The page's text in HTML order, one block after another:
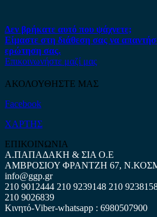
Δεν βρήκατε αυτό που ψάχνετε;
Είμαστε στη διάθεση σας να
ερώτηση σας.
Επικοινωνήστε μαζί μας
ΑΚΟΛΟΥΘΗΣΤΕ ΜΑΣ
Facebook
ΧΑΡΤΗΣ
ΕΠΙΚΟΙΝΩΝΙΑ
Α.ΠΑΠΑΔΑΚΗ & ΣΙΑ Ο.Ε
ΑΜΒΡΟΣΙΟΥ ΦΡΑΝΤΖΗ 67,
info@ggp.gr
210 9012444 210 9239148 210
210 9026839
Κινητό-Viber-whatsapp : 6980507900